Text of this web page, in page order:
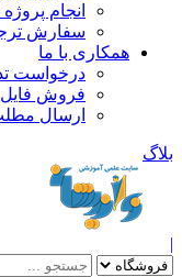
انجام پروژه SPSS
سفارش ترجمه
همکاری با ما
درخواست
فروش فایل و
ارسال مطلب